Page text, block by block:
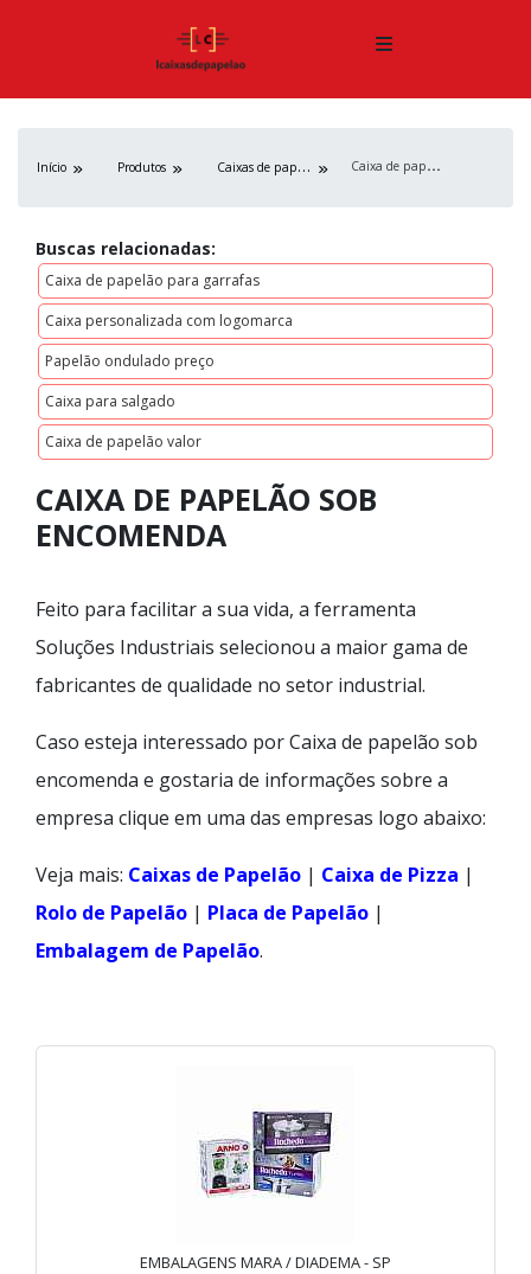
Início Produtos C
aixas de papelão C
aixa de papelão sob encomenda
Buscas relacionadas:
Caixa de papelão para garrafas
Caixa personalizada com logomarca
Papelão ondulado preço
Caixa para salgado
Caixa de papelão valor
CAIXA DE PAPELÃO SOB
ENCOMENDA
Feito para facilitar a sua vida, a ferramenta
Soluções Industriais selecionou a maior gama de
fabricantes de qualidade no setor industrial.
Caso esteja interessado por Caixa de papelão sob
encomenda e gostaria de informações sobre a
empresa clique em uma das empresas logo abaixo:
Veja mais: Caixas de Papelão | Caixa de Pizza |
Rolo de Papelão | Placa de Papelão |
Embalagem de Papelão.
EMBALAGENS MARA / DIADEMA - SP